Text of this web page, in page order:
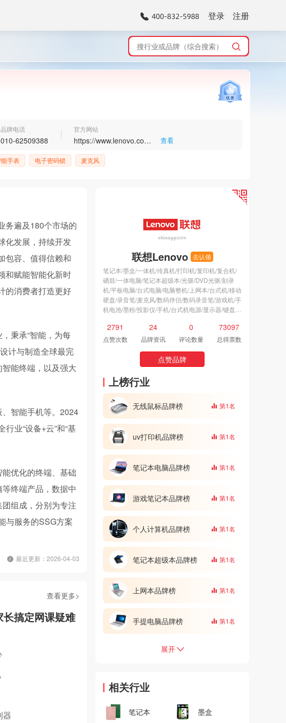
登录 注册
品牌电话
010-62509388
官方网站
https://www.lenovo.com.cn/
查看
手表 电子密码锁 麦克风
务遍及180个市场的
化发展，持续开发
包容、值得信赖和
和赋能智能化新时
的消费者打造更好
秉承“智能，为每
计与制造全球最完
能终端，以及强大
智能手机等。2024
业“设备+云”和“基
优化的终端、基础
终端产品，数据中
组成，分别为专注
与服务的SSG方案
最近更新：2026-04-03
查看更多>
搞定网课疑难
器
联想Lenovo 去认领
笔记本/墨盒/一体机/传真机/打印机/复印机/复合机/
硒鼓/一体电脑/笔记本超级本/光驱/DVD光驱/刻录
机/平板电脑/台式电脑/电脑整机/上网本/台式机/移动
硬盘/录音笔/麦克风/数码伴侣/数码录音笔/游戏机/手
机电池/墨粉/投影仪/手机/台式机电源/显示器/键盘/
扫描仪/硬盘/视听/液晶电视/电视/电子产品/智能摄像
头/散热底座/电脑/固态硬盘/uv打印机/黑白打印机/
导耳机/屏幕灯/键盘膜/无线鼠标/有线鼠标/游戏笔记
本/激光鼠标/电竞鼠标/轻薄笔记本/超薄手机/话筒/随
身听/笔记本键盘/笔记本电脑/手提电脑/电容笔/头戴
式耳机/无线耳机/电脑显示器/蓝牙鼠标/数码/办公笔
记本/家用笔记本/个人计算机/会议平板/迷你电脑/便
携式硬盘/商务笔记本/助听器/桌面音响/固态移动硬
盘/LCD拼接屏/便携式录音笔/掌上电脑/升降器/静音
鼠标/静音有线鼠标/魔兽键盘/游戏鼠标/游戏键盘/平
板电视/热敏纸打印机/有线键盘/游戏耳机/笔记本音
箱/游戏本/智能穿戴/电子密码锁/电话手表/直播摄像
头/分线器/领夹麦克风/工作站/整机电脑/键鼠套装/笔
记本背包/高速U盘/液晶清洁套装
2791
点赞次数
24
品牌资讯
0
评论数量
73097
总得票数
点赞品牌
上榜行业
无线鼠标品牌榜 第1名
uv打印机品牌榜 第1名
笔记本电脑品牌榜 第1名
游戏笔记本品牌榜 第1名
个人计算机品牌榜 第1名
笔记本超级本品牌榜 第1名
上网本品牌榜 第1名
手提电脑品牌榜 第1名
展开
相关行业
笔记本 墨盒